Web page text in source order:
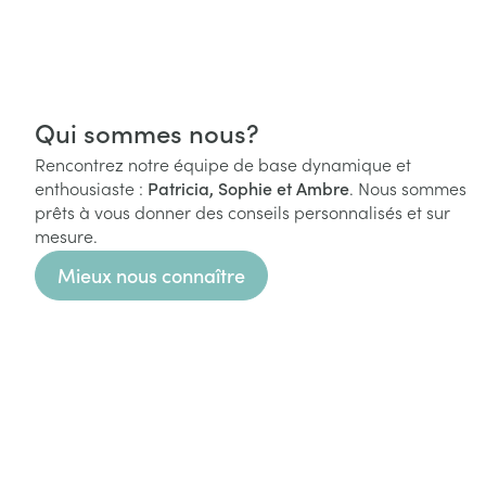
Qui sommes nous?
Rencontrez notre équipe de base dynamique et
enthousiaste : Patricia, Sophie et Ambre. Nous sommes
prêts à vous donner des conseils personnalisés et sur
mesure.
Mieux nous connaître